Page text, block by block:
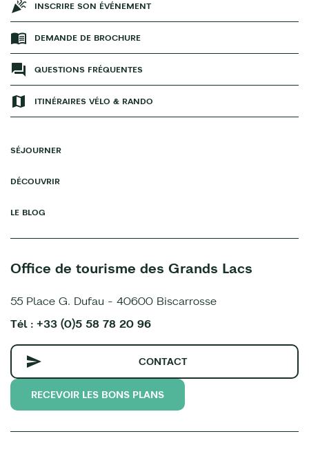
INSCRIRE SON ÉVÉNEMENT
DEMANDE DE BROCHURE
QUESTIONS FRÉQUENTES
ITINÉRAIRES VÉLO & RANDO
SÉJOURNER
DÉCOUVRIR
LE BLOG
Office de tourisme des Grands Lacs
55 Place G. Dufau - 40600 Biscarrosse
Tél : +33 (0)5 58 78 20 96
CONTACT
RECEVOIR LES BONS PLANS